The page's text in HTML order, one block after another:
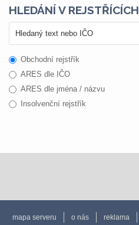
HLEDÁNÍ V REJSTŘÍCÍCH
Obchodní rejstřík
ARES dle IČO
ARES dle jména / názvu
Insolvenční rejstřík
mapa serveru o nás reklama